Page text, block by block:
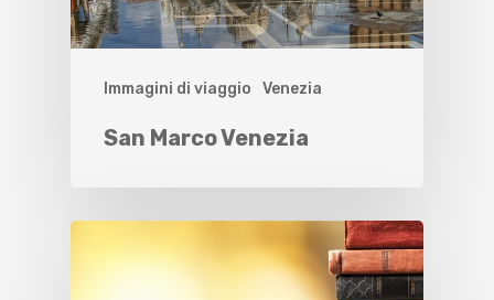
Immagini di viaggio Venezia
San Marco Venezia